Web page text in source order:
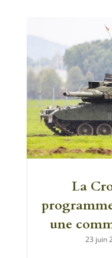
La
une
23 juin